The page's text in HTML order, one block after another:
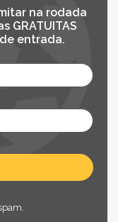
na rodada
GRATUITAS
entrada.